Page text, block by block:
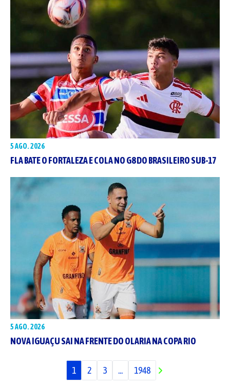
5 AGO. 2026
FLA BATE O FORTALEZA E COLA NO G8 DO BRASILEIRO SUB-17
5 AGO. 2026
NOVA IGUAÇU SAI NA FRENTE DO OLARIA NA COPA RIO
1 2 3 ... 1948